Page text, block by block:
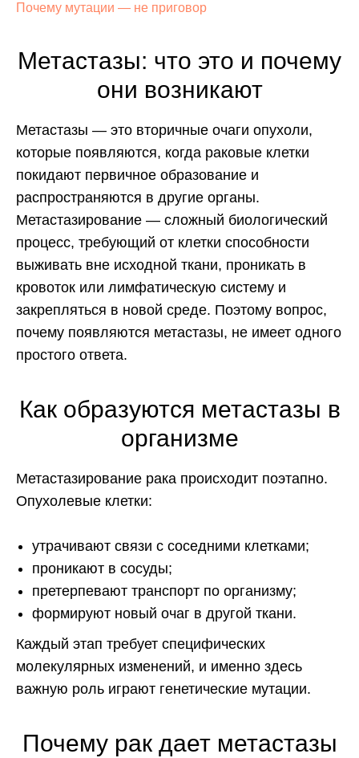
Почему мутации — не приговор
Метастазы: что это и почему
они возникают
Метастазы — это вторичные очаги опухоли,
которые появляются, когда раковые клетки
покидают первичное образование и
распространяются в другие органы.
Метастазирование — сложный биологический
процесс, требующий от клетки способности
выживать вне исходной ткани, проникать в
кровоток или лимфатическую систему и
закрепляться в новой среде. Поэтому вопрос,
почему появляются метастазы, не имеет одного
простого ответа.
Как образуются метастазы в
организме
Метастазирование рака происходит поэтапно.
Опухолевые клетки:
утрачивают связи с соседними клетками;
проникают в сосуды;
претерпевают транспорт по организму;
формируют новый очаг в другой ткани.
Каждый этап требует специфических
молекулярных изменений, и именно здесь
важную роль играют генетические мутации.
Почему рак дает метастазы